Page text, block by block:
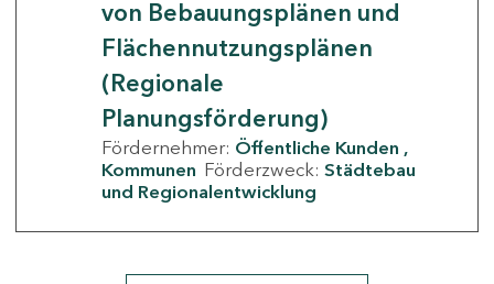
von Bebauungsplänen und
Flächennutzungsplänen
(Regionale
Planungsförderung)
Fördernehmer: Öffentliche Kunden
Kommunen Förderzweck: Städtebau
und Regionalentwicklung